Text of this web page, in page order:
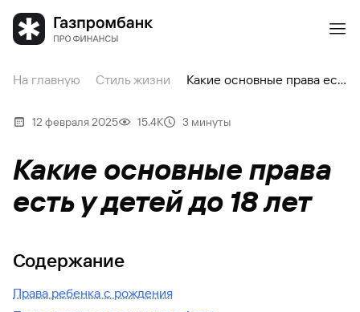
На главную Стиль жизни Какие основные права есть у детей до 18 лет
12 февраля 2025 15.4К 3 минуты
Какие основные права
есть у детей до 18 лет
Содержание
Права ребенка с рождения